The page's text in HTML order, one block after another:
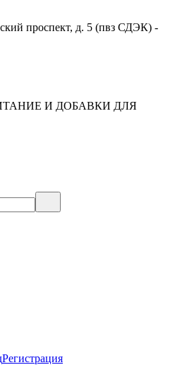
проспект, д. 5 (пвз СДЭК) -
И ДОБАВКИ ДЛЯ
Регистрация